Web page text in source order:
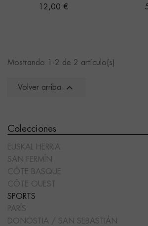
Colecciones
EUSKAL HERRIA
SAN FERMÍN
CÔTE BASQUE
CÔTE OUEST
SPORTS
PARÍS
DONOSTIA / SAN SEBASTIÁN
Precio
12,00 €
Mostrando 1-2 de 2 artículo(s)
Volver arriba 